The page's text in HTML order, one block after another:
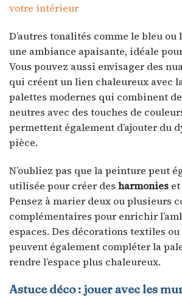
votre intérieur
D’autres tonalités comme le bleu
une ambiance apaisante, idéale
Vous pouvez aussi envisager des
qui créent un lien chaleureux avec
palettes modernes qui combinent
neutres avec des touches de
permettent également d’ajouter du
pièce.
N’oubliez pas que la peinture peut
utilisée pour créer des harmonies
Pensez à marier deux ou plusieurs
complémentaires pour enrichir
espaces. Des décorations textiles ou
peuvent également compléter la
rendre l’espace plus chaleureux.
Astuce déco : jouer avec les